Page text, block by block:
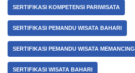
SERTIFIKASI KOMPETENSI PARIWISATA
SERTIFIKASI PEMANDU WISATA BAHARI
SERTIFIKASI PEMANDU WISATA MEMANCING
SERTIFIKASI WISATA BAHARI